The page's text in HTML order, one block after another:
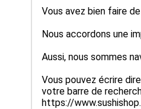
Vous avez bien faire
Nous accordons une
Aussi, nous sommes
Vous pouvez écrire
votre barre de
https://